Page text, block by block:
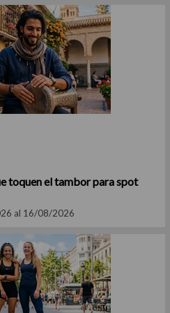
toquen el tambor para spot
al 16/08/2026